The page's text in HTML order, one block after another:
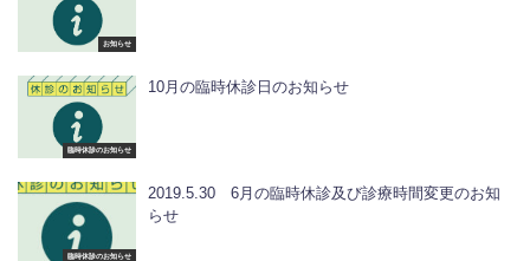
お知らせ
臨時休診のお知らせ
10月の臨時休診日のお知らせ
臨時休診のお知らせ
2019.5.30 6月の臨時休診及び診療時間変更のお知
らせ